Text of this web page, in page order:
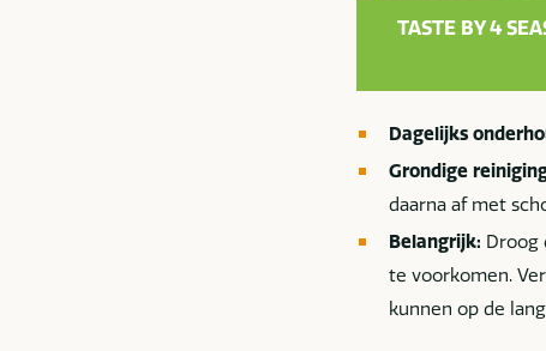
TASTE BY 4
Dagelijks
Grondige
daarna af met
Belangrijk: Droog
te voorkomen.
kunnen op de